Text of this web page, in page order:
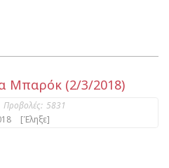
Μπαρόκ (2/3/2018)
Προβολές: 5831
[Έληξε]